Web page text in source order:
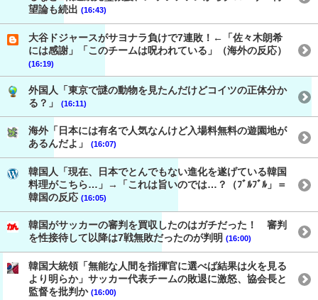
望論も続出 (16:43)
大谷ドジャースがサヨナラ負けで7連敗！←「佐々木朗希
には感謝」「このチームは呪われている」（海外の反応）
(16:19)
外国人「東京で謎の動物を見たんだけどコイツの正体分か
る？」
(16:11)
海外「日本には有名で人気なんけど入場料無料の遊園地が
あるんだよ」
(16:07)
韓国人「現在、日本でとんでもない進化を遂げている韓国
料理がこちら…」→「これは旨いのでは…？（ﾌﾞﾙﾌﾞﾙ」＝
韓国の反応 (16:05)
韓国がサッカーの審判を買収したのはガチだった！ 審判
を性接待して以降は7戦無敗だったのが判明 (16:00)
韓国大統領「無能な人間を指揮官に選べば結果は火を見る
より明らか」サッカー代表チームの敗退に激怒、協会長と
監督を批判か (16:00)